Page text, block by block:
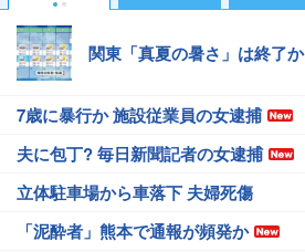
関東「真夏の暑さ」は終了か
7歳に暴行か 施設従業員の女逮捕
夫に包丁? 毎日新聞記者の女逮捕
立体駐車場から車落下 夫婦死傷
「泥酔者」熊本で通報が頻発か